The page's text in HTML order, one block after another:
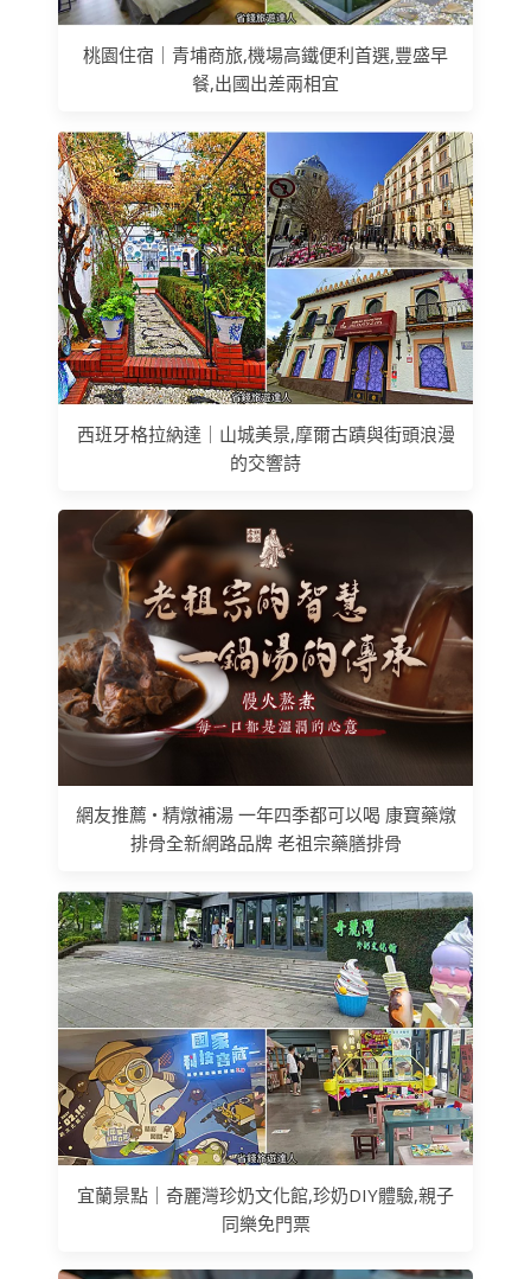
桃園住宿｜青埔商旅,機場高鐵便利首選,豐盛早
餐,出國出差兩相宜
西班牙格拉納達｜山城美景,摩爾古蹟與街頭浪漫
的交響詩
網友推薦 • 精燉補湯 一年四季都可以喝 康寶藥燉
排骨全新網路品牌 老祖宗藥膳排骨
宜蘭景點｜奇麗灣珍奶文化館,珍奶DIY體驗,親子
同樂免門票